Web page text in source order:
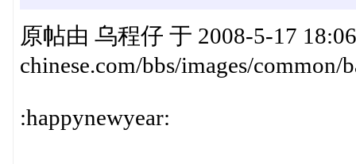
原帖由 乌程仔 于 2008-5-17
chinese.com/bbs/images/common/
:happynewyear: